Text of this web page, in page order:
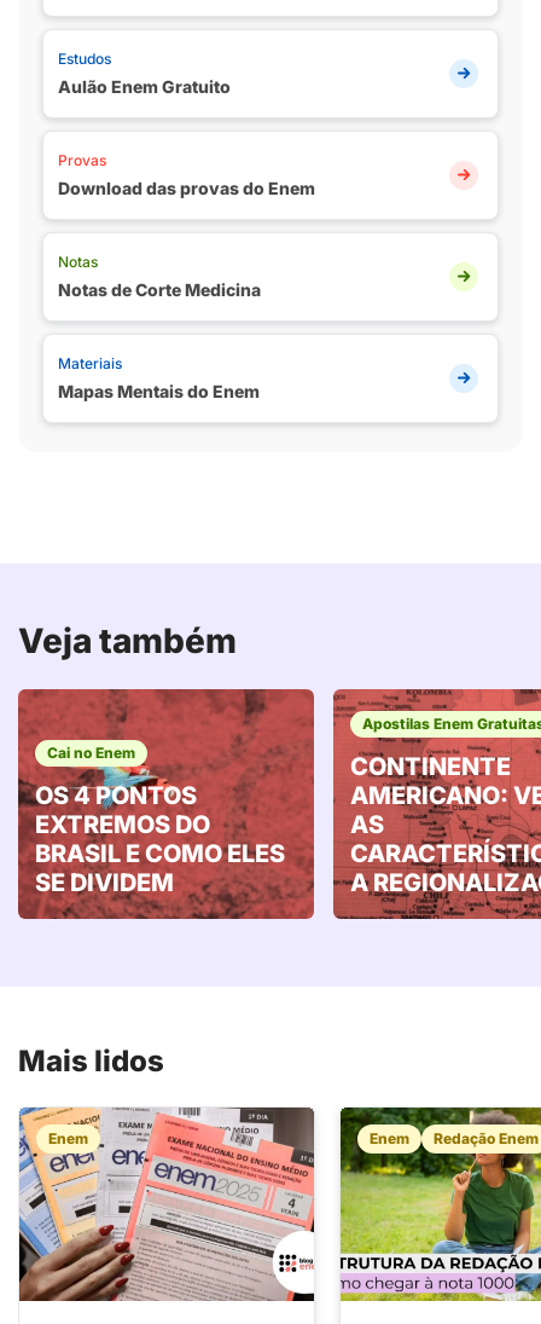
Estudos
Aulão Enem Gratuito
Provas
Download das provas do Enem
Notas
Notas de Corte Medicina
Materiais
Mapas Mentais do Enem
Veja também
Cai no Enem
OS 4 PONTOS
EXTREMOS DO
BRASIL E COMO ELES
SE DIVIDEM
Apostilas Enem
CONTINENTE
AMERICANO:
AS
A
Mais lidos
Enem Enem Redação Enem